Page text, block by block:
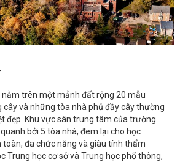
trên một mảnh đất rộng 20 mẫu
cây và những tòa nhà phủ đầy cây thường
đẹp. Khu vực sân trung tâm của trường
bởi 5 tòa nhà, đem lại cho học
đa chức năng và giàu tính thẩm
Trung học cơ sở và Trung học phổ thông,